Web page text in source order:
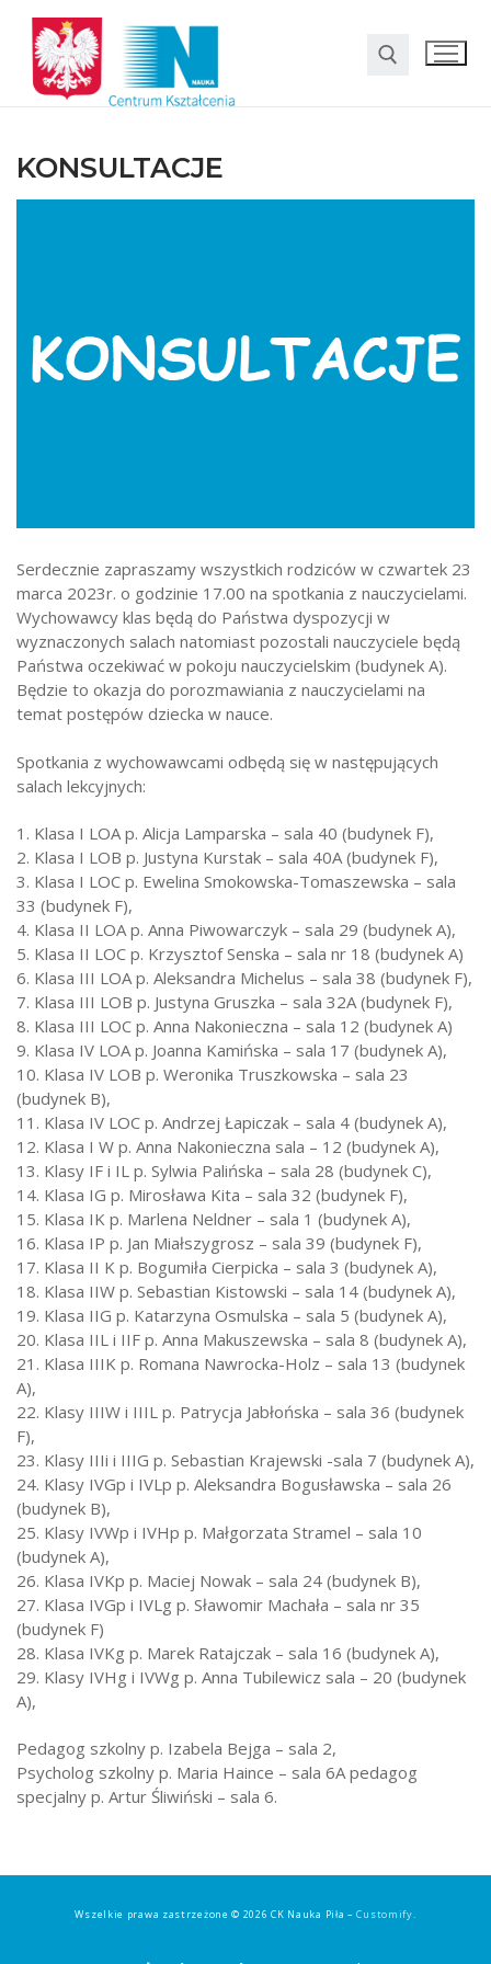
O nas
Rekrutacja
Oferty pracy dla pracowników
Zadania realizowane z budżetu państwa
KONSULTACJE
Serdecznie zapraszamy wszystkich rodziców w czwartek 23
marca 2023r. o godzinie 17.00 na spotkania z nauczycielami.
Wychowawcy klas będą do Państwa dyspozycji w
wyznaczonych salach natomiast pozostali nauczyciele będą
Państwa oczekiwać w pokoju nauczycielskim (budynek A).
Będzie to okazja do porozmawiania z nauczycielami na
temat postępów dziecka w nauce.
Spotkania z wychowawcami odbędą się w następujących
salach lekcyjnych:
1. Klasa I LOA p. Alicja Lamparska – sala 40 (budynek F),
2. Klasa I LOB p. Justyna Kurstak – sala 40A (budynek F),
3. Klasa I LOC p. Ewelina Smokowska-Tomaszewska – sala
33 (budynek F),
4. Klasa II LOA p. Anna Piwowarczyk – sala 29 (budynek A),
5. Klasa II LOC p. Krzysztof Senska – sala nr 18 (budynek A)
6. Klasa III LOA p. Aleksandra Michelus – sala 38 (budynek F),
7. Klasa III LOB p. Justyna Gruszka – sala 32A (budynek F),
8. Klasa III LOC p. Anna Nakonieczna – sala 12 (budynek A)
9. Klasa IV LOA p. Joanna Kamińska – sala 17 (budynek A),
10. Klasa IV LOB p. Weronika Truszkowska – sala 23
(budynek B),
11. Klasa IV LOC p. Andrzej Łapiczak – sala 4 (budynek A),
12. Klasa I W p. Anna Nakonieczna sala – 12 (budynek A),
13. Klasy IF i IL p. Sylwia Palińska – sala 28 (budynek C),
14. Klasa IG p. Mirosława Kita – sala 32 (budynek F),
15. Klasa IK p. Marlena Neldner – sala 1 (budynek A),
16. Klasa IP p. Jan Miałszygrosz – sala 39 (budynek F),
17. Klasa II K p. Bogumiła Cierpicka – sala 3 (budynek A),
18. Klasa IIW p. Sebastian Kistowski – sala 14 (budynek A),
19. Klasa IIG p. Katarzyna Osmulska – sala 5 (budynek A),
20. Klasa IIL i IIF p. Anna Makuszewska – sala 8 (budynek A),
21. Klasa IIIK p. Romana Nawrocka-Holz – sala 13 (budynek
A),
22. Klasy IIIW i IIIL p. Patrycja Jabłońska – sala 36 (budynek
F),
23. Klasy IIIi i IIIG p. Sebastian Krajewski -sala 7 (budynek A),
24. Klasy IVGp i IVLp p. Aleksandra Bogusławska – sala 26
(budynek B),
25. Klasy IVWp i IVHp p. Małgorzata Stramel – sala 10
(budynek A),
26. Klasa IVKp p. Maciej Nowak – sala 24 (budynek B),
27. Klasa IVGp i IVLg p. Sławomir Machała – sala nr 35
(budynek F)
28. Klasa IVKg p. Marek Ratajczak – sala 16 (budynek A),
29. Klasy IVHg i IVWg p. Anna Tubilewicz sala – 20 (budynek
A),
Pedagog szkolny p. Izabela Bejga – sala 2,
Psycholog szkolny p. Maria Haince – sala 6A pedagog
specjalny p. Artur Śliwiński – sala 6.
Wszelkie prawa zastrzeżone © 2026 CK Nauka Piła –Customify